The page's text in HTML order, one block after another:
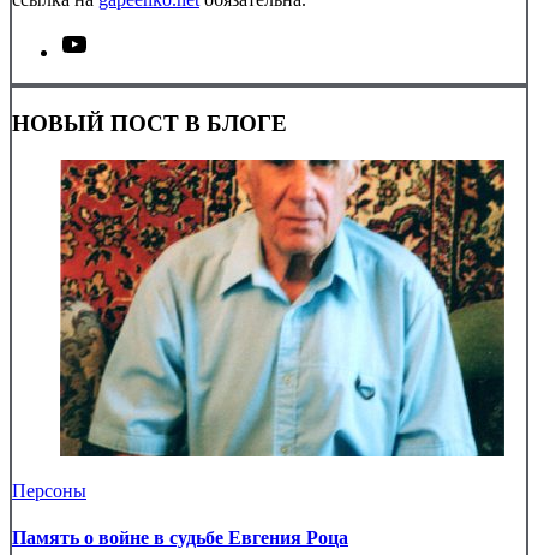
НОВЫЙ ПОСТ В БЛОГЕ
Персоны
Память о войне в судьбе Евгения Роца